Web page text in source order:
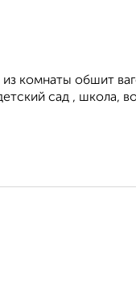
комнаты обшит
сад , школа,